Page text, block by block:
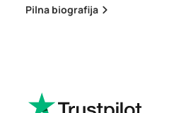
Pilna biografija